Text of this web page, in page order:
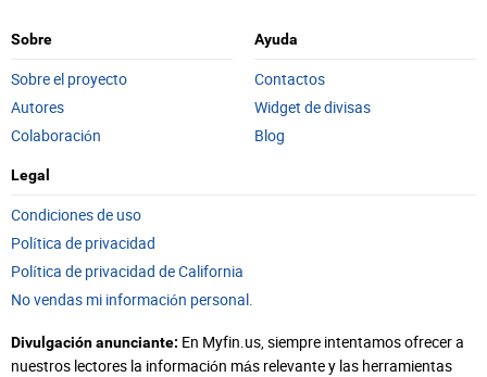
Sobre
Sobre el proyecto
Autores
Colaboración
Ayuda
Contactos
Widget de divisas
Blog
Legal
Condiciones de uso
Política de privacidad
Política de privacidad de California
No vendas mi información personal.
Divulgación anunciante: En Myfin.us, siempre intentamos ofrecer a
nuestros lectores la información más relevante y las herramientas